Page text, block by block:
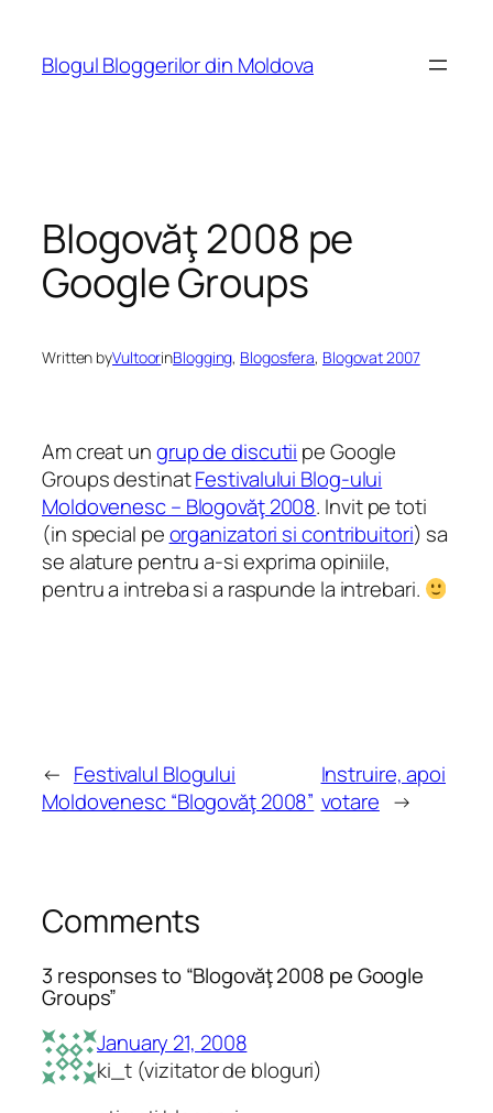
content
Blogul Bloggerilor din Moldova
Blogovăţ 2008 pe
Google Groups
Written byVultoorinBlogging, Blogosfera, Blogovat 2007
Am creat ungrup de discutii pe Google
Groups destinatFestivalului Blog-ului
Moldovenesc – Blogovăţ 2008. Invit pe toti
(in special peorganizatori si contribuitori) sa
se alature pentru a-si exprima opiniile,
pentru a intreba si a raspunde la intrebari.
← Festivalul Blogului
Moldovenesc “Blogovăţ 2008”
Instruire, apoi
votare →
Comments
3 responses to “Blogovăţ 2008 pe Google
Groups”
January 21, 2008
ki_t (vizitator de bloguri)